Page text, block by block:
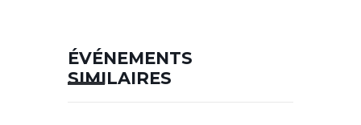
ÉVÉNEMENTS
SIMILAIRES